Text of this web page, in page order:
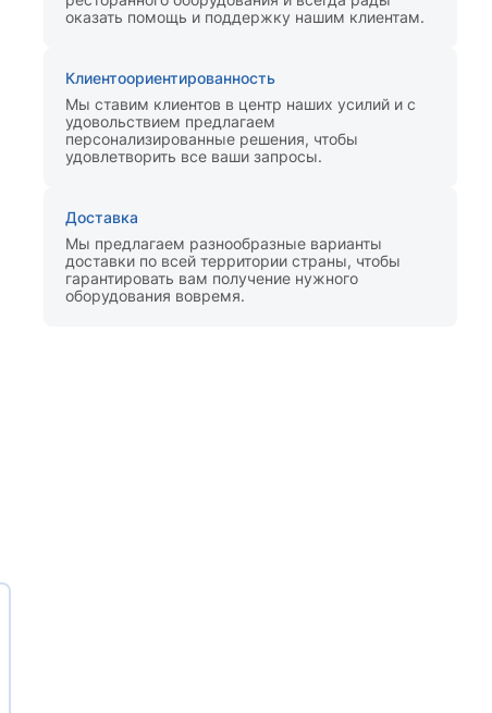
оказать помощь и поддержку нашим клиентам.
Клиентоориентированность
Мы ставим клиентов в центр наших усилий и с
удовольствием предлагаем
персонализированные решения, чтобы
удовлетворить все ваши запросы.
Доставка
Мы предлагаем разнообразные варианты
доставки по всей территории страны, чтобы
гарантировать вам получение нужного
оборудования вовремя.